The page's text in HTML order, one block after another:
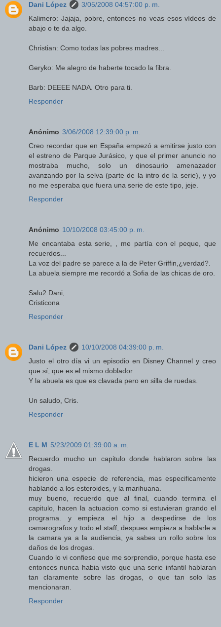
Dani López
3/05/2008 04:57:00 p. m.
Kalimero: Jajaja, pobre, entonces no veas esos vídeos de
abajo o te da algo.
Christian: Como todas las pobres madres...
Geryko: Me alegro de haberte tocado la fibra.
Barb: DEEEE NADA. Otro para ti.
Responder
Anónimo 3/06/2008 12:39:00 p. m.
Creo recordar que en España empezó a emitirse justo con
el estreno de Parque Jurásico, y que el primer anuncio no
mostraba mucho, solo un dinosaurio amenazador
avanzando por la selva (parte de la intro de la serie), y yo
no me esperaba que fuera una serie de este tipo, jeje.
Responder
Anónimo 10/10/2008 03:45:00 p. m.
Me encantaba esta serie, , me partía con el peque, que
recuerdos...
La voz del padre se parece a la de Peter Griffin,¿verdad?.
La abuela siempre me recordó a Sofia de las chicas de oro.
Salu2 Dani,
Cristicona
Responder
Dani López
10/10/2008 04:39:00 p. m.
Justo el otro día vi un episodio en Disney Channel y creo
que sí, que es el mismo doblador.
Y la abuela es que es clavada pero en silla de ruedas.
Un saludo, Cris.
Responder
E L M 5/23/2009 01:39:00 a. m.
Recuerdo mucho un capitulo donde hablaron sobre las
drogas.
hicieron una especie de referencia, mas especificamente
hablando a los esteroides, y la marihuana.
muy bueno, recuerdo que al final, cuando termina el
capitulo, hacen la actuacion como si estuvieran grando el
programa. y empieza el hijo a despedirse de los
camarografos y todo el staff, despues empieza a hablarle a
la camara ya a la audiencia, ya sabes un rollo sobre los
daños de los drogas.
Cuando lo vi confieso que me sorprendio, porque hasta ese
entonces nunca habia visto que una serie infantil hablaran
tan claramente sobre las drogas, o que tan solo las
mencionaran.
Responder